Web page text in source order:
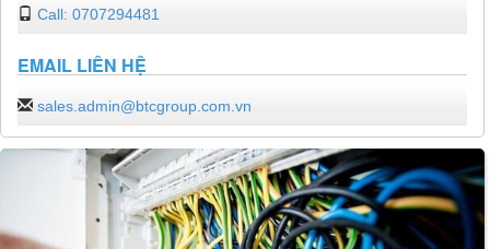
Call: 0707294481
EMAIL LIÊN HỆ
sales.admin@btcgroup.com.vn